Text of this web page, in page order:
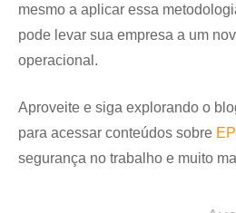
mesmo a aplicar essa
pode levar sua empresa a um
operacional.
Aproveite e siga explorando o
para acessar conteúdos sobre
segurança no trabalho e muito